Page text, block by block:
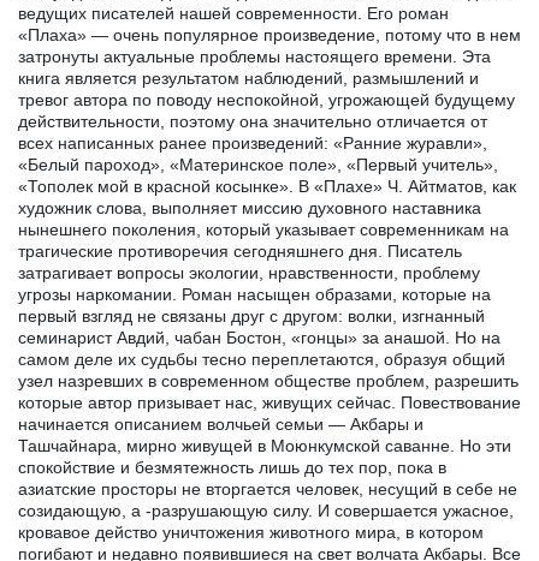
ведущих писателей нашей современности. Его роман
«Плаха» — очень популярное произведение, потому что в нем
затронуты актуальные проблемы настоящего времени. Эта
книга является результатом наблюдений, размышлений и
тревог автора по поводу неспокойной, угрожающей будущему
действительности, поэтому она значительно отличается от
всех написанных ранее произведений: «Ранние журавли»,
«Белый пароход», «Материнское поле», «Первый учитель»,
«Тополек мой в красной косынке». В «Плахе» Ч. Айтматов, как
художник слова, выполняет миссию духовного наставника
нынешнего поколения, который указывает современникам на
трагические противоречия сегодняшнего дня. Писатель
затрагивает вопросы экологии, нравственности, проблему
угрозы наркомании. Роман насыщен образами, которые на
первый взгляд не связаны друг с другом: волки, изгнанный
семинарист Авдий, чабан Бостон, «гонцы» за анашой. Но на
самом деле их судьбы тесно переплетаются, образуя общий
узел назревших в современном обществе проблем, разрешить
которые автор призывает нас, живущих сейчас. Повествование
начинается описанием волчьей семьи — Акбары и
Ташчайнара, мирно живущей в Моюнкумской саванне. Но эти
спокойствие и безмятежность лишь до тех пор, пока в
азиатские просторы не вторгается человек, несущий в себе не
созидающую, а -разрушающую силу. И совершается ужасное,
кровавое действо уничтожения животного мира, в котором
погибают и недавно появившиеся на свет волчата Акбары. Все